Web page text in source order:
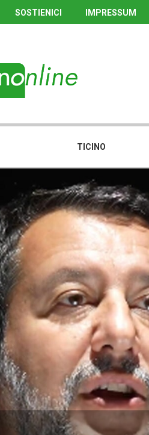
SOSTIENICI IMPRESSUM
TICINO